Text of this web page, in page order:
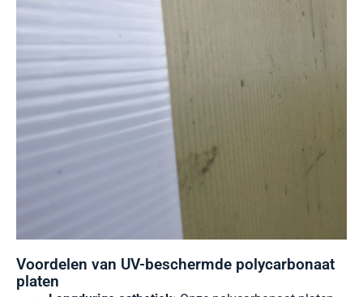
Voordelen van UV-beschermde polycarbonaat
platen